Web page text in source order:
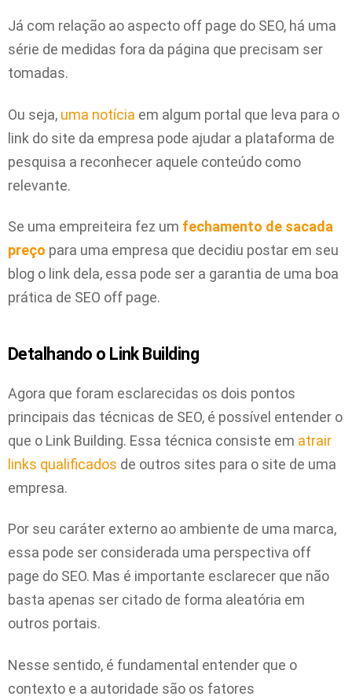
Já com relação ao aspecto off page do SEO, há uma
série de medidas fora da página que precisam ser
tomadas.
Ou seja, uma notícia em algum portal que leva para o
link do site da empresa pode ajudar a plataforma de
pesquisa a reconhecer aquele conteúdo como
relevante.
Se uma empreiteira fez um fechamento de sacada
preço para uma empresa que decidiu postar em seu
blog o link dela, essa pode ser a garantia de uma boa
prática de SEO off page.
Detalhando o Link Building
Agora que foram esclarecidas os dois pontos
principais das técnicas de SEO, é possível entender o
que o Link Building. Essa técnica consiste em atrair
links qualificados de outros sites para o site de uma
empresa.
Por seu caráter externo ao ambiente de uma marca,
essa pode ser considerada uma perspectiva off
page do SEO. Mas é importante esclarecer que não
basta apenas ser citado de forma aleatória em
outros portais.
Nesse sentido, é fundamental entender que o
contexto e a autoridade são os fatores